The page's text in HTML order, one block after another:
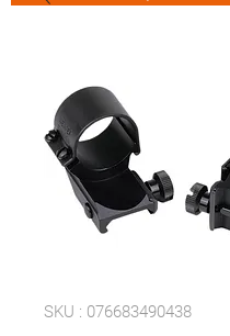
SKU : 076683490438